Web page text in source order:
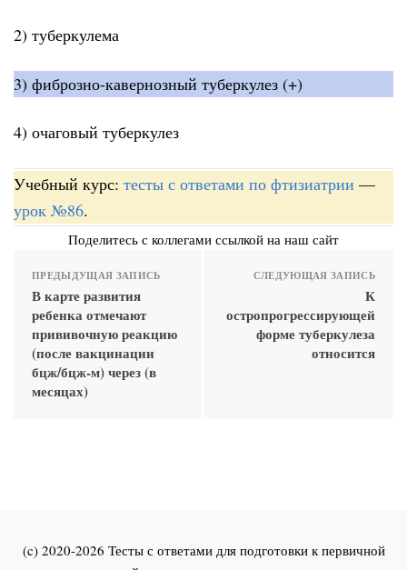
2) туберкулема
3) фиброзно-кавернозный туберкулез (+)
4) очаговый туберкулез
Учебный курс: тесты с ответами по фтизиатрии —
урок №86.
Поделитесь с коллегами ссылкой на наш сайт
ПРЕДЫДУЩАЯ ЗАПИСЬ
В карте развития
ребенка отмечают
прививочную реакцию
(после вакцинации
бцж/бцж-м) через (в
месяцах)
СЛЕДУЮЩАЯ ЗАПИСЬ
К
остропрогрессирующей
форме туберкулеза
относится
(c) 2020-2026 Тесты с ответами для подготовки к первичной